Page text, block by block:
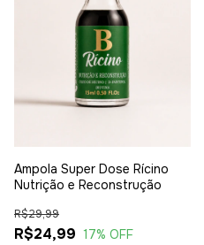
Ampola Super Dose Rícino
Nutrição e Reconstrução
R$24,99
R$29,99
17% OFF